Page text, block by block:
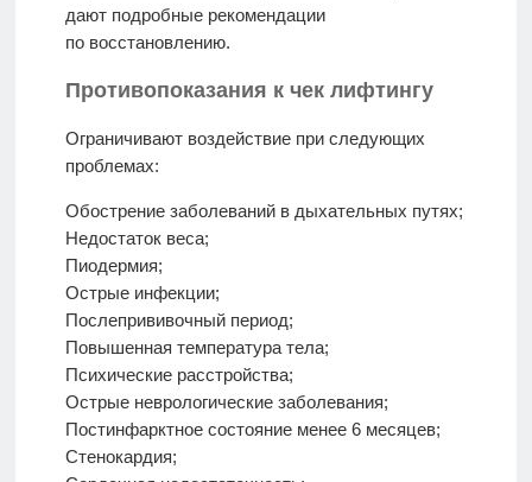
дают подробные рекомендации
по восстановлению.
Противопоказания к чек лифтингу
Ограничивают воздействие при следующих
проблемах:
Обострение заболеваний в дыхательных путях;
Недостаток веса;
Пиодермия;
Острые инфекции;
Послепрививочный период;
Повышенная температура тела;
Психические расстройства;
Острые неврологические заболевания;
Постинфарктное состояние менее 6 месяцев;
Стенокардия;